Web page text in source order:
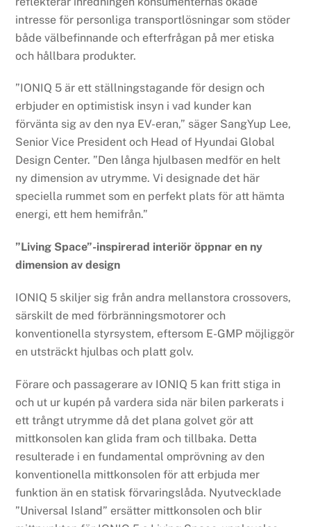
intresse för personliga transportlösningar som stöder
både välbefinnande och efterfrågan på mer etiska
och hållbara produkter.
”IONIQ 5 är ett ställningstagande för design och
erbjuder en optimistisk insyn i vad kunder kan
förvänta sig av den nya EV-eran,” säger SangYup Lee,
Senior Vice President och Head of Hyundai Global
Design Center. ”Den långa hjulbasen medför en helt
ny dimension av utrymme. Vi designade det här
speciella rummet som en perfekt plats för att hämta
energi, ett hem hemifrån.”
”Living Space”-inspirerad interiör öppnar en ny
dimension av design
IONIQ 5 skiljer sig från andra mellanstora crossovers,
särskilt de med förbränningsmotorer och
konventionella styrsystem, eftersom E-GMP möjliggör
en utsträckt hjulbas och platt golv.
Förare och passagerare av IONIQ 5 kan fritt stiga in
och ut ur kupén på vardera sida när bilen parkerats i
ett trångt utrymme då det plana golvet gör att
mittkonsolen kan glida fram och tillbaka. Detta
resulterade i en fundamental omprövning av den
konventionella mittkonsolen för att erbjuda mer
funktion än en statisk förvaringslåda. Nyutvecklade
”Universal Island” ersätter mittkonsolen och blir